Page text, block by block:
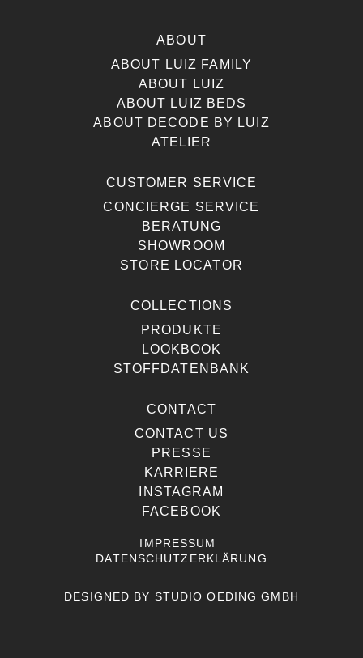
ABOUT
ABOUT LUIZ FAMILY
ABOUT LUIZ
ABOUT LUIZ BEDS
ABOUT DECODE BY LUIZ
ATELIER
CUSTOMER SERVICE
CONCIERGE SERVICE
BERATUNG
SHOWROOM
STORE LOCATOR
COLLECTIONS
PRODUKTE
LOOKBOOK
STOFFDATENBANK
CONTACT
CONTACT US
PRESSE
KARRIERE
INSTAGRAM
FACEBOOK
IMPRESSUM
DATENSCHUTZERKLÄRUNG
DESIGNED BY STUDIO OEDING GMBH